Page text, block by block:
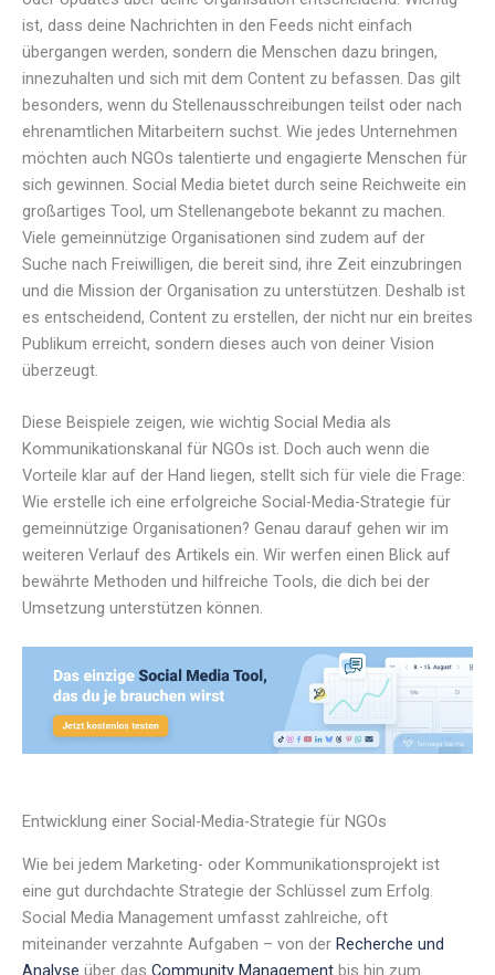
ist, dass deine Nachrichten in den Feeds nicht einfach
übergangen werden, sondern die Menschen dazu bringen,
innezuhalten und sich mit dem Content zu befassen. Das gilt
besonders, wenn du Stellenausschreibungen teilst oder nach
ehrenamtlichen Mitarbeitern suchst. Wie jedes Unternehmen
möchten auch NGOs talentierte und engagierte Menschen für
sich gewinnen. Social Media bietet durch seine Reichweite ein
großartiges Tool, um Stellenangebote bekannt zu machen.
Viele gemeinnützige Organisationen sind zudem auf der
Suche nach Freiwilligen, die bereit sind, ihre Zeit einzubringen
und die Mission der Organisation zu unterstützen. Deshalb ist
es entscheidend, Content zu erstellen, der nicht nur ein breites
Publikum erreicht, sondern dieses auch von deiner Vision
überzeugt.
Diese Beispiele zeigen, wie wichtig Social Media als
Kommunikationskanal für NGOs ist. Doch auch wenn die
Vorteile klar auf der Hand liegen, stellt sich für viele die Frage:
Wie erstelle ich eine erfolgreiche Social-Media-Strategie für
gemeinnützige Organisationen? Genau darauf gehen wir im
weiteren Verlauf des Artikels ein. Wir werfen einen Blick auf
bewährte Methoden und hilfreiche Tools, die dich bei der
Umsetzung unterstützen können.
Entwicklung einer Social-Media-Strategie für NGOs
Wie bei jedem Marketing- oder Kommunikationsprojekt ist
eine gut durchdachte Strategie der Schlüssel zum Erfolg.
Social Media Management umfasst zahlreiche, oft
miteinander verzahnte Aufgaben – von der Recherche und
Analyse über das Community Management bis hin zum